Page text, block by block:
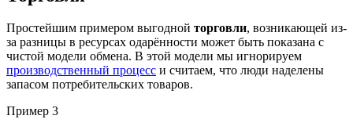
Простейшим примером выгодной торговли, возникающей из-
за разницы в ресурсах одарённости может быть показана с
чистой модели обмена. В этой модели мы игнорируем
производственный процесс и считаем, что люди наделены
запасом потребительских товаров.
Пример 3